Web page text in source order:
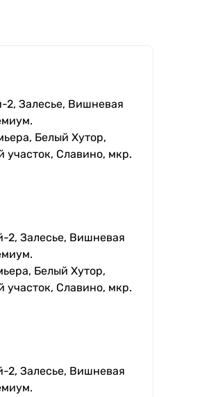
2, Залесье, Вишневая
Белый Хутор,
участок, Славино, мкр.
2, Залесье, Вишневая
Белый Хутор,
участок, Славино, мкр.
2, Залесье, Вишневая